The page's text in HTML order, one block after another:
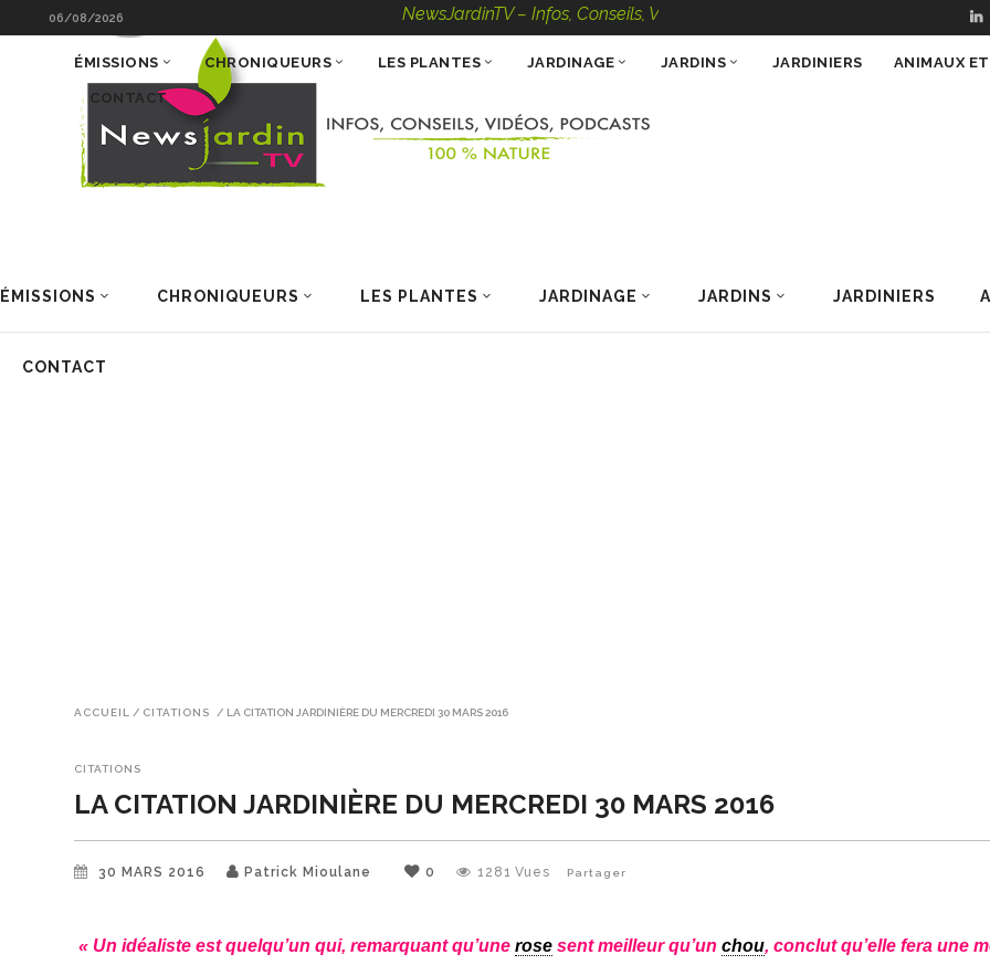
06/08/2026 NewsJardinTV – Infos, Conseils, Vidéos, Podcasts – 100 % Nature
ÉMISSIONS CHRONIQUEURS LES PLANTES JARDINAGE JARDINS JARDINIERS
CONTACT
ÉMISSIONS CHRONIQUEURS LES PLANTES JARDINAGE JARDINS JARDINIERS ANIMAUX
CONTACT
ACCUEIL / CITATIONS / LA CITATION JARDINIÈRE DU MERCREDI 30 MARS 2016
CITATIONS
LA CITATION JARDINIÈRE DU MERCREDI 30 MARS 2016
30 MARS 2016 Patrick Mioulane 0 1281 Vues Partager
« Un idéaliste est quelqu’un qui, remarquant qu’unerose sent meilleur qu’unchou, conclut qu’elle fera une